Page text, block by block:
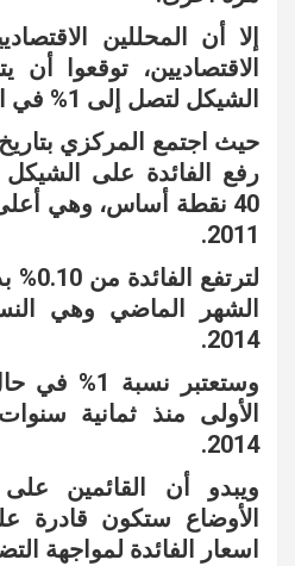
إلا أن المحللين
الاقتصاديين، توقعوا
الشيكل لتصل إلى 1% في اجتماعهم القادم.
رفع الفائدة على الشيكل
40 نقطة أساس، وهي
2011.
الشهر الماضي وهي
2014.
وستعتبر
الأولى منذ ثمانية
2014.
ويبدو أن القائمين
الأوضاع ستكون قادرة
اسعار الفائدة لمواجهة